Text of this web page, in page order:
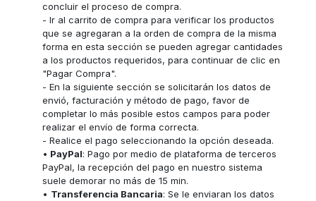
concluir el proceso de compra.
- Ir al carrito de compra para verificar los productos
que se agregaran a la orden de compra de la misma
forma en esta sección se pueden agregar cantidades
a los productos requeridos, para continuar de clic en
"Pagar Compra".
- En la siguiente sección se solicitarán los datos de
envió, facturación y método de pago, favor de
completar lo más posible estos campos para poder
realizar el envío de forma correcta.
- Realice el pago seleccionando la opción deseada.
• PayPal: Pago por medio de plataforma de terceros
PayPal, la recepción del pago en nuestro sistema
suele demorar no más de 15 min.
• Transferencia Bancaria: Se le enviaran los datos